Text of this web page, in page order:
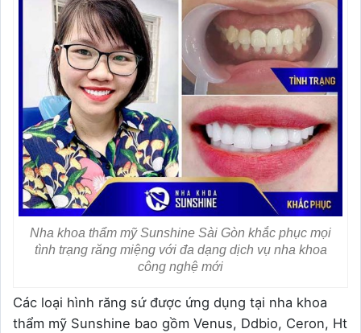
Nha khoa thẩm mỹ Sunshine Sài Gòn khắc phục mọi
tình trạng răng miệng với đa dạng dịch vụ nha khoa
công nghệ mới
Các loại hình răng sứ được ứng dụng tại nha khoa
thẩm mỹ Sunshine bao gồm Venus, Ddbio, Ceron, Ht